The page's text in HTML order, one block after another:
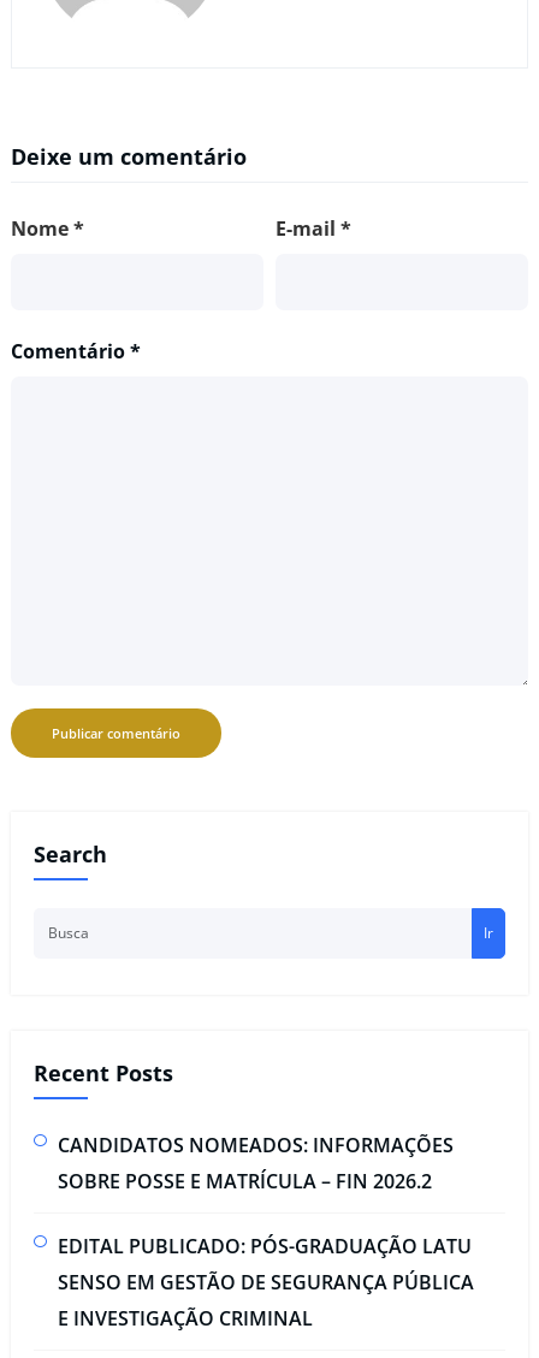
Deixe um comentário
Nome* E-mail *
Comentário*
Search
Ir
Recent Posts
CANDIDATOS NOMEADOS: INFORMAÇÕES
SOBRE POSSE E MATRÍCULA – FIN 2026.2
EDITAL PUBLICADO: PÓS-GRADUAÇÃO LATU
SENSO EM GESTÃO DE SEGURANÇA PÚBLICA
E INVESTIGAÇÃO CRIMINAL​